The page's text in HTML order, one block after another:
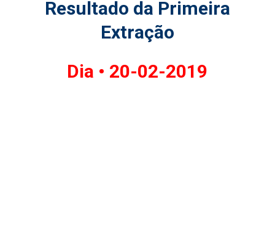
Resultado da Primeira
Extração
Dia • 20-02-2019